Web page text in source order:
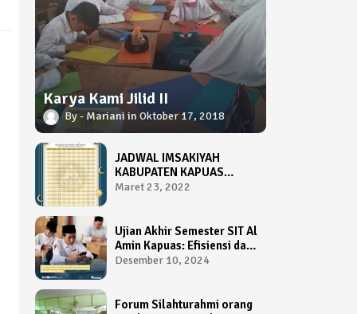
Karya Kami Jilid II
Mariani Oktober 17, 2018
JADWAL IMSAKIYAH
KABUPATEN KAPUAS
TAHUN 1443 HIJRIAH /
Maret 23, 2022
Ujian Akhir Semester SIT Al
Amin Kapuas: Efisiensi dan
Kemudahan Menggunakan
Desember 10, 2024
Forum Silahturahmi orang